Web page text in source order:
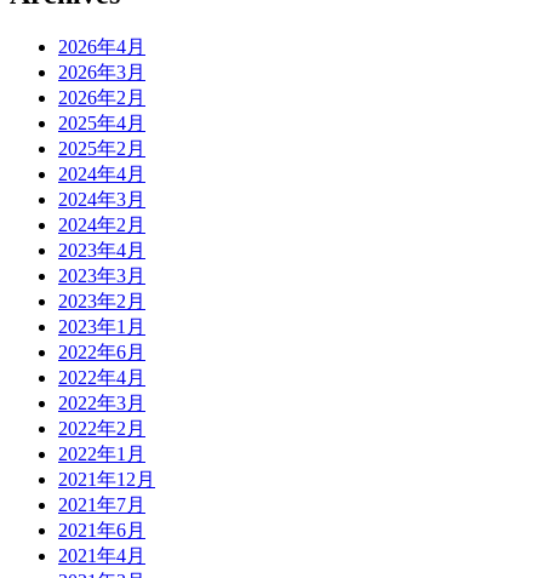
2026年4月
2026年3月
2026年2月
2025年4月
2025年2月
2024年4月
2024年3月
2024年2月
2023年4月
2023年3月
2023年2月
2023年1月
2022年6月
2022年4月
2022年3月
2022年2月
2022年1月
2021年12月
2021年7月
2021年6月
2021年4月